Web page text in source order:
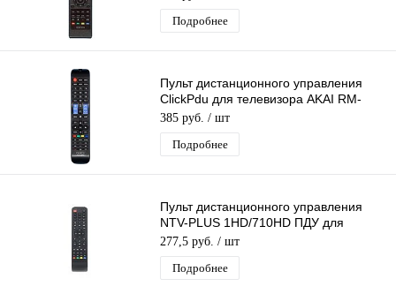
Подробнее
Пульт дистанционного управления
ClickPdu для телевизора AKAI RM-
L1602 Универсальный пульт для ТВ
385 руб. / шт
Подробнее
Пульт дистанционного управления
NTV-PLUS 1HD/710HD ПДУ для
ресиверов НТВ Плюс 1HD и 710HD
277,5 руб. / шт
Подробнее